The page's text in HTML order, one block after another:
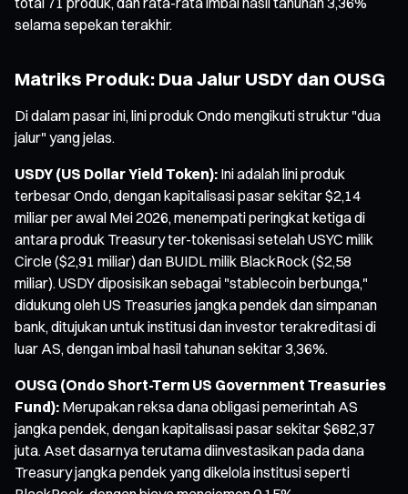
selama sepekan terakhir.
Matriks Produk: Dua Jalur USDY dan OUSG
Di dalam pasar ini, lini produk Ondo mengikuti struktur "dua
jalur" yang jelas.
USDY (US Dollar Yield Token): Ini adalah lini produk
terbesar Ondo, dengan kapitalisasi pasar sekitar $2,14
miliar per awal Mei 2026, menempati peringkat ketiga di
antara produk Treasury ter-tokenisasi setelah USYC milik
Circle ($2,91 miliar) dan BUIDL milik BlackRock ($2,58
miliar). USDY diposisikan sebagai "stablecoin berbunga,"
didukung oleh US Treasuries jangka pendek dan simpanan
bank, ditujukan untuk institusi dan investor terakreditasi di
luar AS, dengan imbal hasil tahunan sekitar 3,36%.
OUSG (Ondo Short-Term US Government Treasuries
Fund): Merupakan reksa dana obligasi pemerintah AS
jangka pendek, dengan kapitalisasi pasar sekitar $682,37
juta. Aset dasarnya terutama diinvestasikan pada dana
Treasury jangka pendek yang dikelola institusi seperti